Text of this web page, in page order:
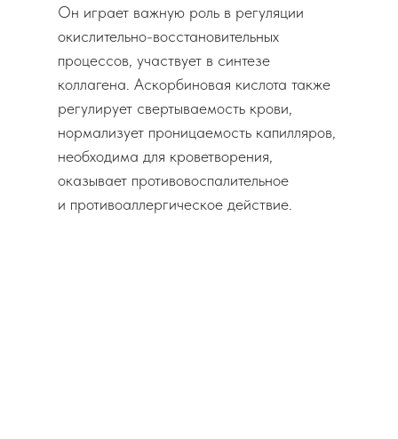
Он играет важную роль в регуляции
окислительно-восстановительных
процессов, участвует в синтезе
коллагена. Аскорбиновая кислота также
регулирует свертываемость крови,
нормализует проницаемость капилляров,
необходима для кроветворения,
оказывает противовоспалительное
и противоаллергическое действие.